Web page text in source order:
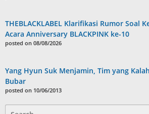
THEBLACKLABEL Klarifikasi Rumor Soal
Acara Anniversary BLACKPINK ke-10
posted on 08/08/2026
Yang Hyun Suk Menjamin, Tim yang
Bubar
posted on 10/06/2013